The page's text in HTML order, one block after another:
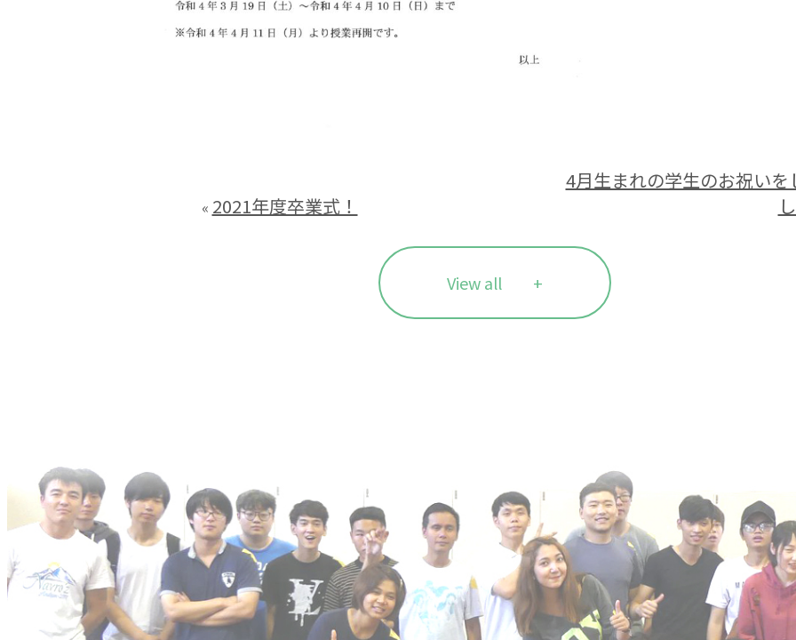
« 2021年度卒業式！
4月生まれの学生のお祝いを
View all